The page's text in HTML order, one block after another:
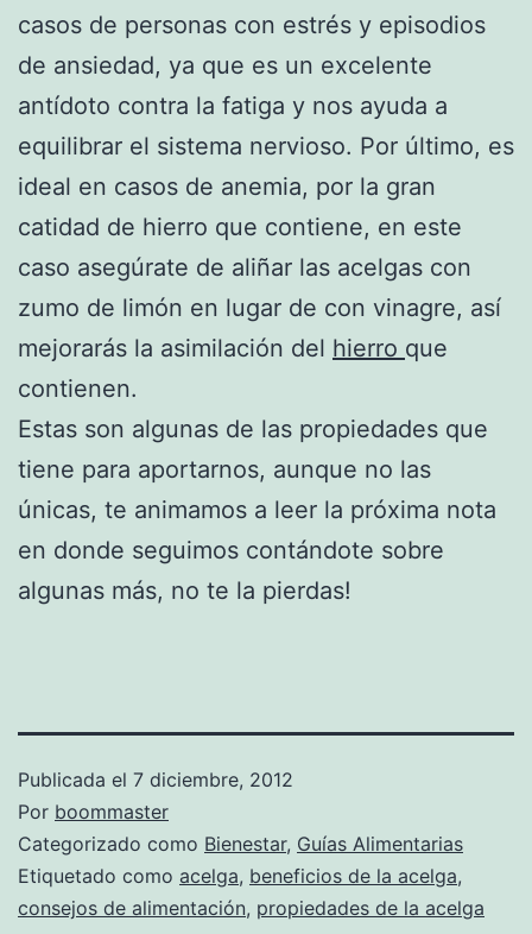
casos de personas con estrés y episodios
de ansiedad, ya que es un excelente
antídoto contra la fatiga y nos ayuda a
equilibrar el sistema nervioso. Por último, es
ideal en casos de anemia, por la gran
catidad de hierro que contiene, en este
caso asegúrate de aliñar las acelgas con
zumo de limón en lugar de con vinagre, así
mejorarás la asimilación del hierro que
contienen.
Estas son algunas de las propiedades que
tiene para aportarnos, aunque no las
únicas, te animamos a leer la próxima nota
en donde seguimos contándote sobre
algunas más, no te la pierdas!
Publicada el 7 diciembre, 2012
Por boommaster
Categorizado como Bienestar, Guías Alimentarias
Etiquetado como acelga, beneficios de la acelga,
consejos de alimentación, propiedades de la acelga